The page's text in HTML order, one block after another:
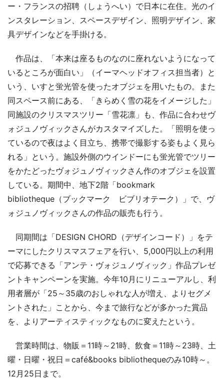
ー・フランスの招聘（しょうへい）で日本に在住。光のイ
ンスタレーション、スペースデザイン、照明デザイン、家
具デザインなどを手掛ける。
作品は、「本来は座るものなのに座れないようになって
いるところが面白い」（イーマヘッドオフィス担当者）と
いう、いすと蛍光管を使ったオブジェを用いたもの。また
同スペース前にある、「きらめく雪の花をイメージした」
同施設のクリスマスツリー「雪花凛」も、作品に合わせヴ
ォジュノヴィックさんがカスタマイズした。「照明を使っ
ているので夜はよく目立ち、携帯で撮影する姿もよく見ら
れる」という。施設外側のウインドーにも蛍光管でツリー
をかたどったヴォジュノヴィックさん作のオブジェを設置
している。期間中、地下2階「bookmark
bibliotheque（ブックマーク ビブリオテーク）」で、ヴ
ォジュノヴィックさんの作品の販売も行う。
同期間は「DESIGN CHORD（デザインコード）」をテ
ーマにしたクリスマスフェアを行い、5,000円以上の利用
で応募できる「アンテ・ヴォジュノヴィック」作品プレゼ
ントキャンペーンを実施。今年10月にリニューアルし、利
用者層が「25～35歳のおしゃれな人が増え、よりセグメ
ントされた」ことから、今まで旅行などが多かった賞品
を、よりアーティスティックなものに変えたという。
営業時間は、物販＝11時～21時、飲食＝11時～23時、土
曜・日曜・祝日＝café&books bibliothequeのみ10時～。
12月25日まで。